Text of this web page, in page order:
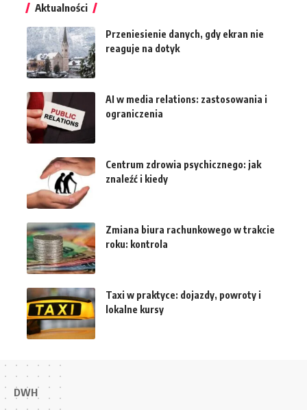
Aktualności
Przeniesienie danych, gdy ekran nie
reaguje na dotyk
AI w media relations: zastosowania i
ograniczenia
Centrum zdrowia psychicznego: jak
znaleźć i kiedy
Zmiana biura rachunkowego w trakcie
roku: kontrola
Taxi w praktyce: dojazdy, powroty i
lokalne kursy
DWH